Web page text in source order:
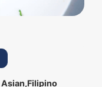
Asian,Filipino